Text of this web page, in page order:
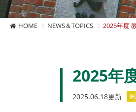
HOME NEWS＆TOPICS 2025年度
2025年
2025.06.18更新